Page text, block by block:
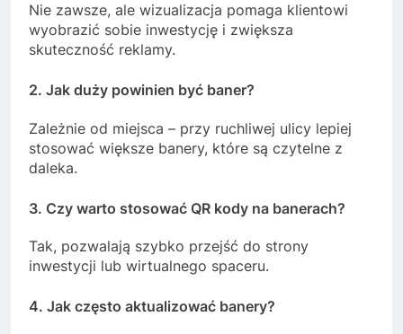
Nie zawsze, ale wizualizacja pomaga klientowi
wyobrazić sobie inwestycję i zwiększa
skuteczność reklamy.
2. Jak duży powinien być baner?
Zależnie od miejsca – przy ruchliwej ulicy lepiej
stosować większe banery, które są czytelne z
daleka.
3. Czy warto stosować QR kody na banerach?
Tak, pozwalają szybko przejść do strony
inwestycji lub wirtualnego spaceru.
4. Jak często aktualizować banery?